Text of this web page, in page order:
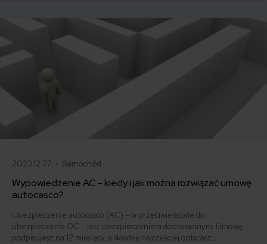
2023.12.27 • Samochód
Wypowiedzenie AC – kiedy i jak można rozwiązać umowę
autocasco?
Ubezpieczenie autocasco (AC) – w przeciwieństwie do
ubezpieczenia OC – jest ubezpieczeniem dobrowolnym. Umowę
podpisujesz na 12 miesięcy, a składkę najczęściej opłacasz